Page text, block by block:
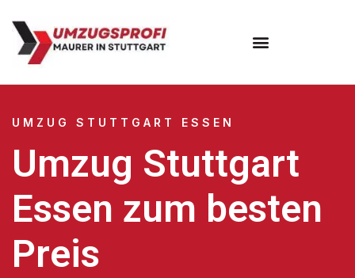
UMZUG STUTTGART ESSEN
Umzug Stuttgart
Essen zum besten
Preis